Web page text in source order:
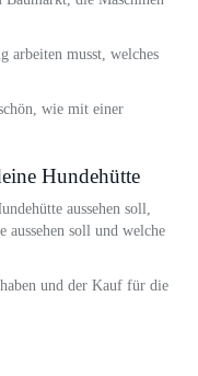
arbeiten musst, welches
wie mit einer
Hundehütte
aussehen soll,
aussehen soll und welche
und der Kauf für die